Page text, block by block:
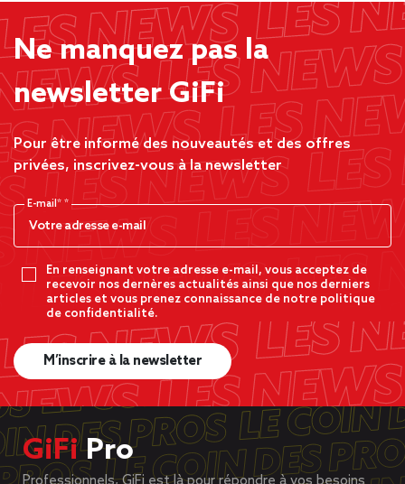
Ne manquez pas la
newsletter GiFi
Pour être informé des nouveautés et des offres
privées, inscrivez-vous à la newsletter
E-mail*
En renseignant votre adresse e-mail, vous acceptez de
recevoir nos dernères actualités ainsi que nos derniers
articles et vous prenez connaissance de notre politique
de confidentialité.
M’inscrire à la newsletter
GiFiPro